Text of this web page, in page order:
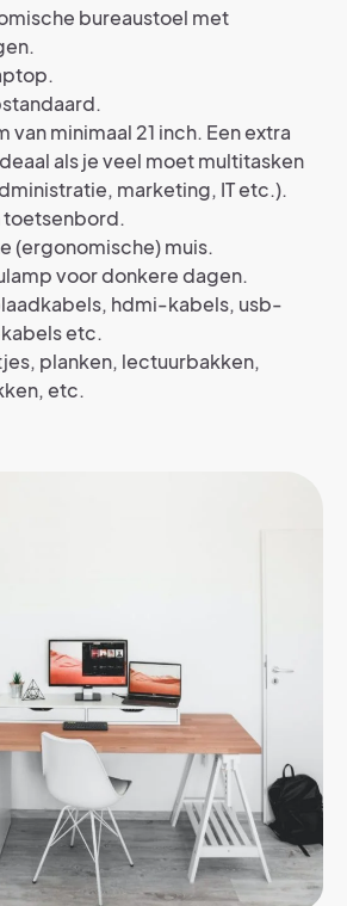
bureaustoel met
van minimaal 21 inch. Een extra
als je veel moet multitasken
marketing, IT etc.).
toetsenbord.
(ergonomische) muis.
voor donkere dagen.
hdmi-kabels, usb-
etc.
planken, lectuurbakken,
etc.